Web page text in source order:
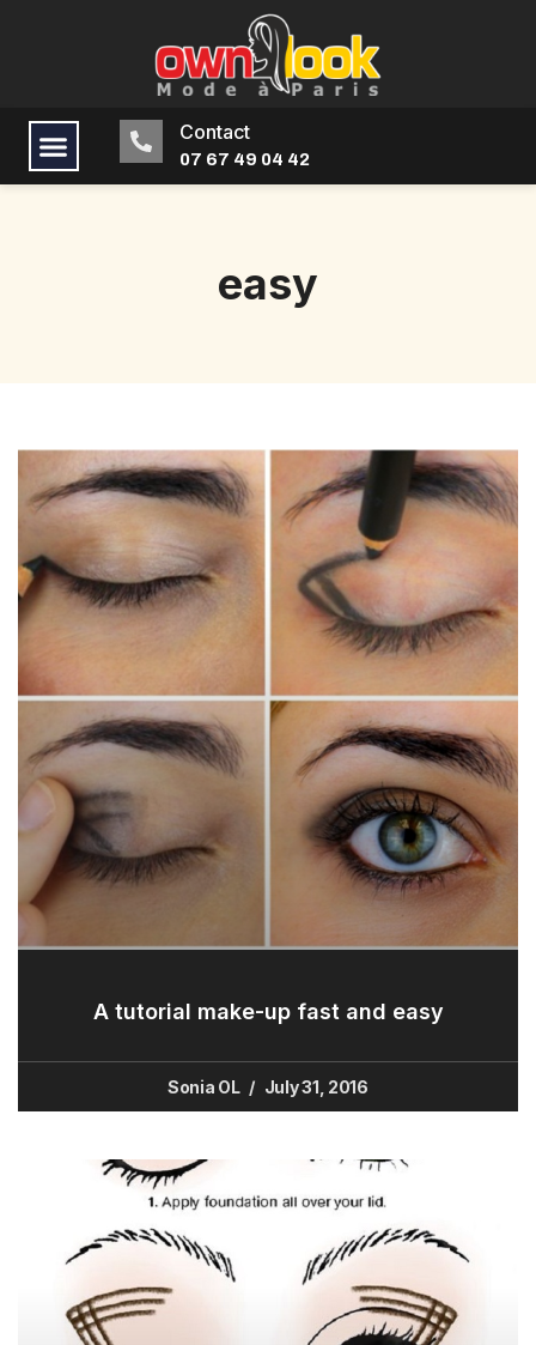
Contact
07 67 49 04 42
easy
A tutorial make-up fast and easy
Sonia OL July 31, 2016